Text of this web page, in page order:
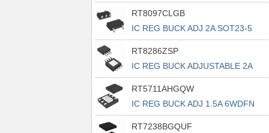
6WDFN
RT8097CLGB
IC REG BUCK ADJ 2A SOT23-5
RT8286ZSP
IC REG BUCK ADJUSTABLE 2A
8SOP
RT5711AHGQW
IC REG BUCK ADJ 1.5A 6WDFN
RT7238BGQUF